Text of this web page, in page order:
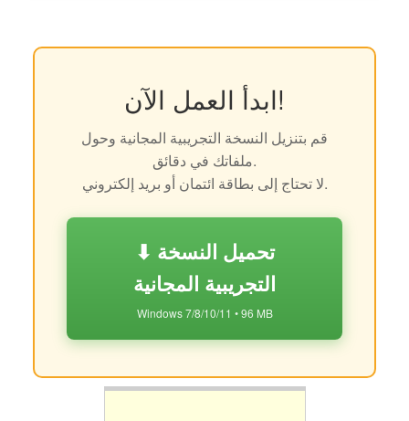
ابدأ العمل الآن!
قم بتنزيل النسخة التجريبية المجانية وحول
ملفاتك في دقائق.
لا تحتاج إلى بطاقة ائتمان أو بريد إلكتروني.
⬇ تحميل النسخة
التجريبية المجانية
Windows 7/8/10/11 • 96 MB